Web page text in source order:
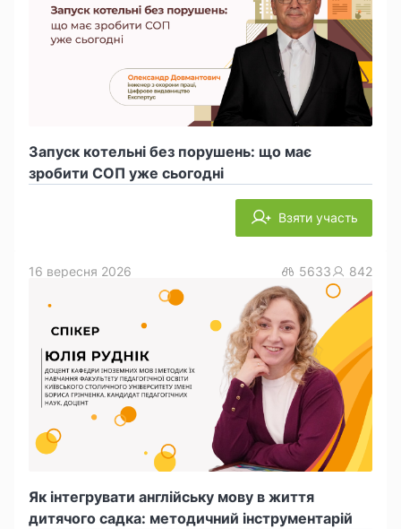
Запуск котельні без порушень: що має
зробити СОП уже сьогодні
Взяти участь
Як інтегрувати англійську мову в життя
дитячого садка: методичний інструментарій
16 вересня 2026 5633 842